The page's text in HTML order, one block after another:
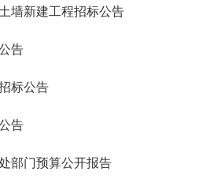
墙新建工程招标公告
告
标公告
告
部门预算公开报告